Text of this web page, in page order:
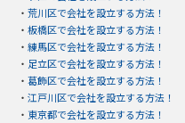
・ 荒川区で会社を設立する方法！
・ 板橋区で会社を設立する方法！
・ 練馬区で会社を設立する方法！
・ 足立区で会社を設立する方法！
・ 葛飾区で会社を設立する方法！
・ 江戸川区で会社を設立する方法！
・ 東京都で会社を設立する方法！